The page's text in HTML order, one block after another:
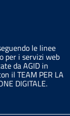
le linee
per i servizi web
da AGID in
il TEAM PER LA
DIGITALE.